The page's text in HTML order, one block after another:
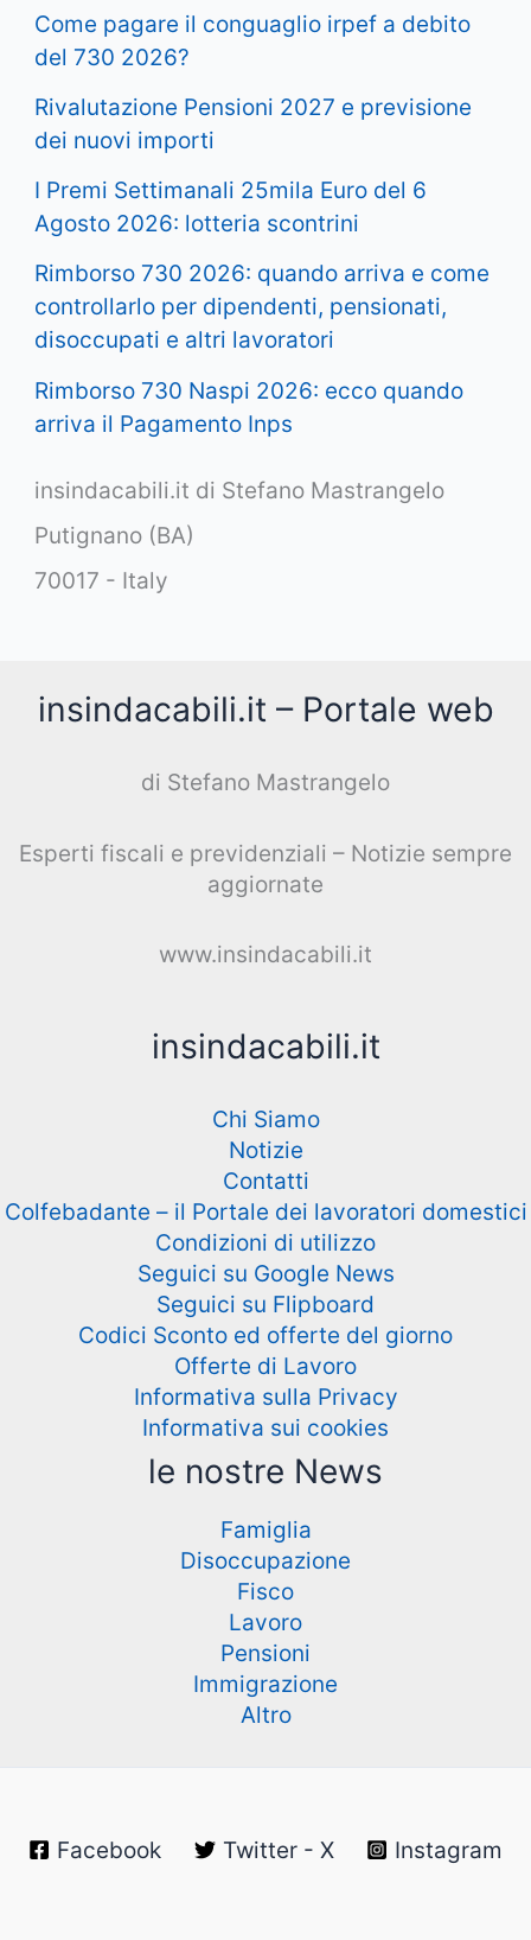
Come pagare il conguaglio irpef a debito
del 730 2026?
Rivalutazione Pensioni 2027 e previsione
dei nuovi importi
I Premi Settimanali 25mila Euro del 6
Agosto 2026: lotteria scontrini
Rimborso 730 2026: quando arriva e come
controllarlo per dipendenti, pensionati,
disoccupati e altri lavoratori
Rimborso 730 Naspi 2026: ecco quando
arriva il Pagamento Inps
insindacabili.it di Stefano Mastrangelo
Putignano (BA)
70017 - Italy
insindacabili.it – Portale web
di Stefano Mastrangelo
Esperti fiscali e previdenziali – Notizie sempre
aggiornate
www.insindacabili.it
insindacabili.it
Chi Siamo
Notizie
Contatti
Colfebadante – il Portale dei lavoratori domestici
Condizioni di utilizzo
Seguici su Google News
Seguici su Flipboard
Codici Sconto ed offerte del giorno
Offerte di Lavoro
Informativa sulla Privacy
Informativa sui cookies
le nostre News
Famiglia
Disoccupazione
Fisco
Lavoro
Pensioni
Immigrazione
Altro
Facebook Twitter - X Instagram